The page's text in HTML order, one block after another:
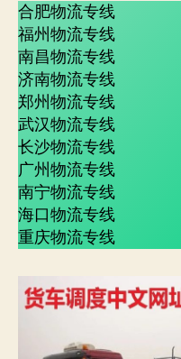
合肥物流专线
福州物流专线
南昌物流专线
济南物流专线
郑州物流专线
武汉物流专线
长沙物流专线
广州物流专线
南宁物流专线
海口物流专线
重庆物流专线